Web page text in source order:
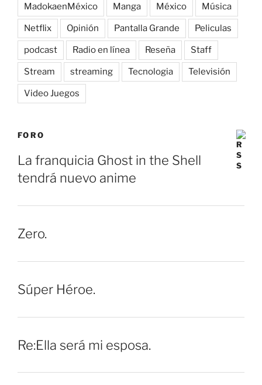
MadokaenMéxico Manga México Música
Netflix Opinión Pantalla Grande Peliculas
podcast Radio en línea Reseña Staff
Stream streaming Tecnologia Televisión
Video Juegos
FORO
La franquicia Ghost in the Shell
tendrá nuevo anime
Zero.
Súper Héroe.
Re:Ella será mi esposa.